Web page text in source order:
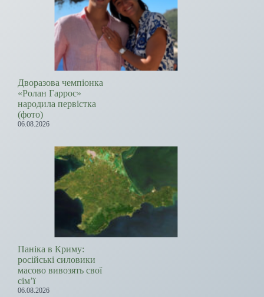
Дворазова чемпіонка
«Ролан Гаррос»
народила первістка
(фото)
06.08.2026
Паніка в Криму:
російські силовики
масово вивозять свої
сім’ї
06.08.2026